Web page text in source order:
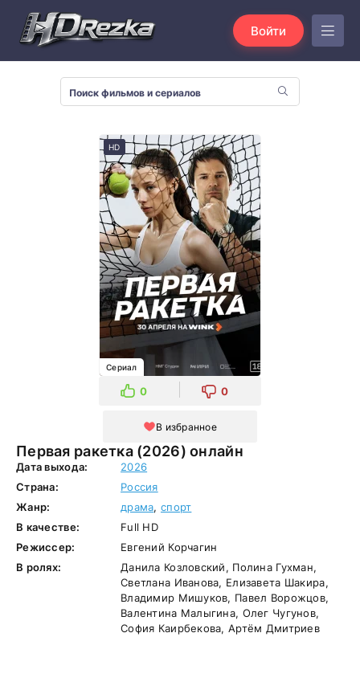
Войти
Первая ракетка (2026) онлайн
HD
Сериал
0 0
В избранное
Дата выхода:
2026
Страна:
Россия
Жанр:
драма, спорт
В качестве:
Full HD
Режиссер:
Евгений Корчагин
В ролях:
Данила Козловский, Полина Гухман,
Светлана Иванова, Елизавета Шакира,
Владимир Мишуков, Павел Ворожцов,
Валентина Малыгина, Олег Чугунов,
София Каирбекова, Артём Дмитриев